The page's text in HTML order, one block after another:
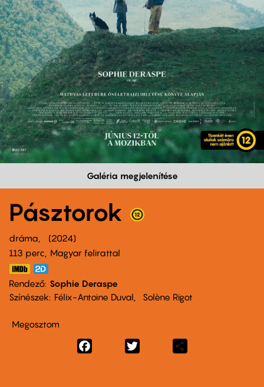
Galéria megjelenítése
Pásztorok
dráma
2024
113 perc,
Magyar felirattal
Rendező Sophie Deraspe
Színészek
Félix-Antoine Duval Solène Rigot
Megosztom
Facebook